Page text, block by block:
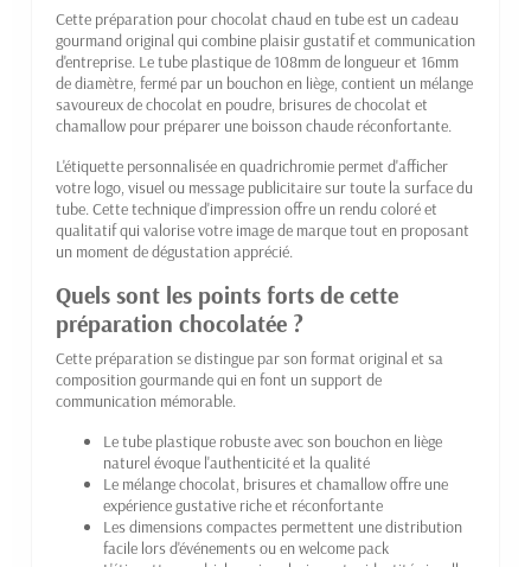
Cette préparation pour chocolat chaud en tube est un cadeau
gourmand original qui combine plaisir gustatif et communication
d'entreprise. Le tube plastique de 108mm de longueur et 16mm
de diamètre, fermé par un bouchon en liège, contient un mélange
savoureux de chocolat en poudre, brisures de chocolat et
chamallow pour préparer une boisson chaude réconfortante.
L'étiquette personnalisée en quadrichromie permet d'afficher
votre logo, visuel ou message publicitaire sur toute la surface du
tube. Cette technique d'impression offre un rendu coloré et
qualitatif qui valorise votre image de marque tout en proposant
un moment de dégustation apprécié.
Quels sont les points forts de cette
préparation chocolatée ?
Cette préparation se distingue par son format original et sa
composition gourmande qui en font un support de
communication mémorable.
Le tube plastique robuste avec son bouchon en liège
naturel évoque l'authenticité et la qualité
Le mélange chocolat, brisures et chamallow offre une
expérience gustative riche et réconfortante
Les dimensions compactes permettent une distribution
facile lors d'événements ou en welcome pack